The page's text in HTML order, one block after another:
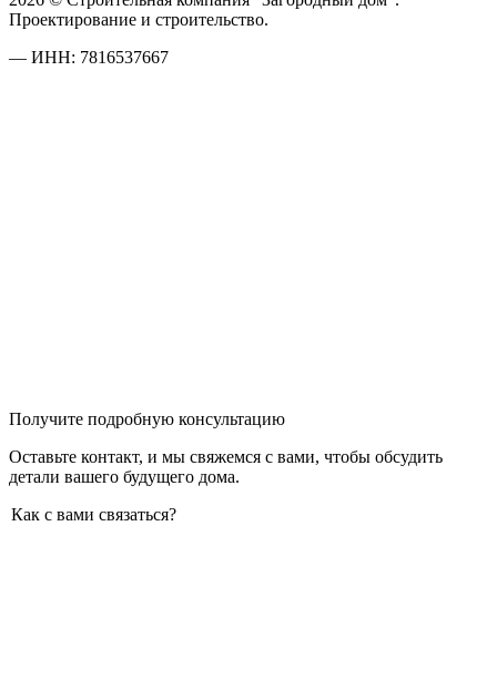
Проектирование и строительство.
— ИНН: 7816537667
Получите подробную консультацию
Оставьте контакт, и мы свяжемся с вами, чтобы обсудить
детали вашего будущего дома.
Как с вами связаться?